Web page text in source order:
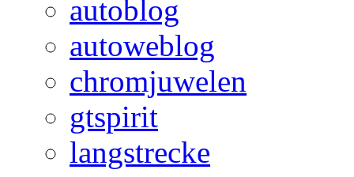
autoblog
autoweblog
chromjuwelen
gtspirit
langstrecke